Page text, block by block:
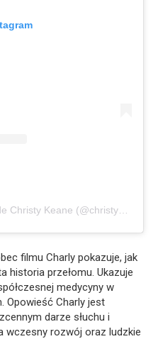
filmu Charly pokazuje, jak
historia przełomu. Ukazuje
medycyny w
Opowieść Charly jest
darze słuchu i
wczesny rozwój oraz ludzkie